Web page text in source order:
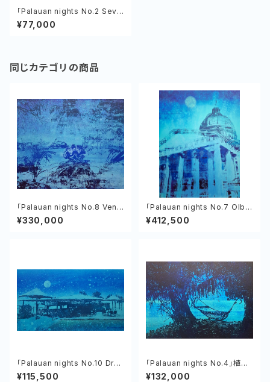
「Palauan nights No.2 Seve
nty Islands」植村友哉 キャン
バス、アクリル
¥77,000
同じカテゴリの商品
「Palauan nights No.8 Venu
s of the Tropics」植村友哉
¥330,000
「Palauan nights No.7 Olbiil
Era Kelulau」植村友哉 キャン
バス、アクリル
¥412,500
「Palauan nights No.10 Dro
p Off Bar ＆ Grill」植村友哉
¥115,500
「Palauan nights No.4」植村
友哉 キャンバス、アクリル
¥132,000